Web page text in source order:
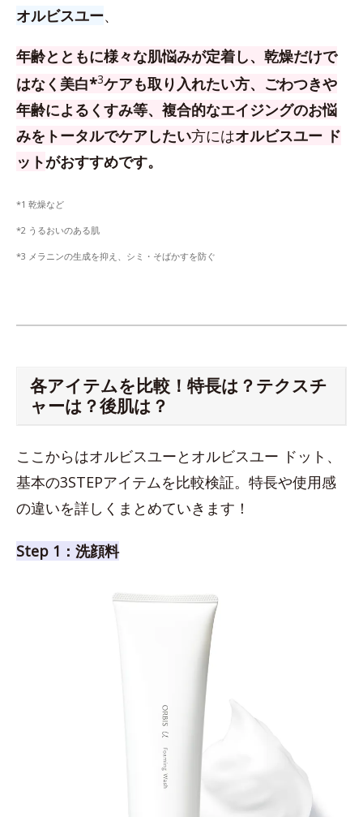
オルビスユー、
年齢とともに様々な肌悩みが定着し、乾燥だけで
はなく美白*3ケアも取り入れたい方、 ごわつきや
年齢によるくすみ等、複合的なエイジングのお悩
みをトータルでケアしたい方にはオルビスユー ド
ットがおすすめです。
*1 乾燥など
*2 うるおいのある肌
*3 メラニンの生成を抑え、シミ・そばかすを防ぐ
各アイテムを比較！特長は？テクスチ
ャーは？後肌は？
ここからはオルビスユーとオルビスユー ドット、
基本の3STEPアイテムを比較検証。特長や使用感
の違いを詳しくまとめていきます！
Step 1：洗顔料